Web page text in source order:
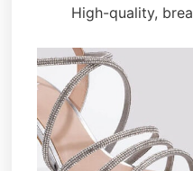
High-quality,